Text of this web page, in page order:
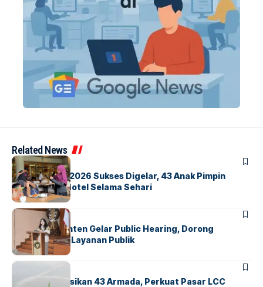
Related News
BERITAINDEX
GM For A Day 2026 Sukses Digelar, 43 Anak Pimpin
Operasional Hotel Selama Sehari
BANDARA BERITA
Karantina Banten Gelar Public Hearing, Dorong
Transparansi Layanan Publik
BANDARA
Citilink Operasikan 43 Armada, Perkuat Pasar LCC